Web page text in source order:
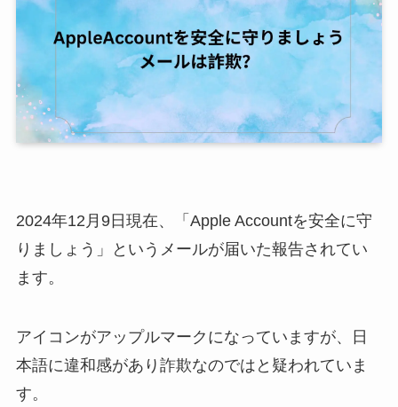
2024年12月9日現在、「Apple Accountを安全に守
りましょう」というメールが届いた報告されてい
ます。
アイコンがアップルマークになっていますが、日
本語に違和感があり詐欺なのではと疑われていま
す。